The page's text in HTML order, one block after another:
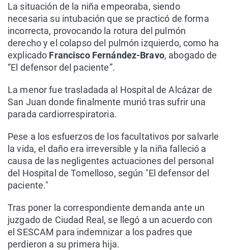
La situación de la niña empeoraba, siendo
necesaria su intubación que se practicó de forma
incorrecta, provocando la rotura del pulmón
derecho y el colapso del pulmón izquierdo, como ha
explicado Francisco Fernández-Bravo, abogado de
“El defensor del paciente”.
La menor fue trasladada al Hospital de Alcázar de
San Juan donde finalmente murió tras sufrir una
parada cardiorrespiratoria.
Pese a los esfuerzos de los facultativos por salvarle
la vida, el daño era irreversible y la niña falleció a
causa de las negligentes actuaciones del personal
del Hospital de Tomelloso, según "El defensor del
paciente."
Tras poner la correspondiente demanda ante un
juzgado de Ciudad Real, se llegó a un acuerdo con
el SESCAM para indemnizar a los padres que
perdieron a su primera hija.